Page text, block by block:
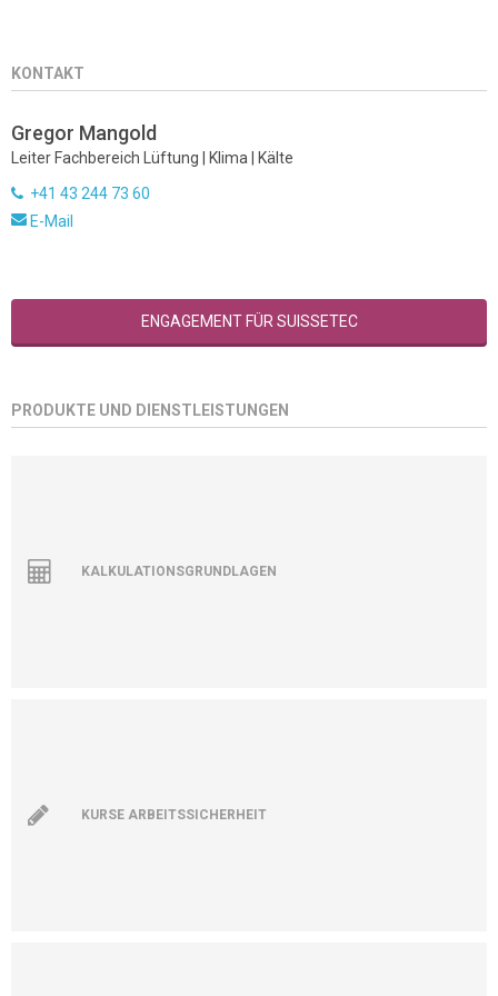
KONTAKT
Gregor Mangold
Leiter Fachbereich Lüftung | Klima | Kälte
+41 43 244 73 60
E-Mail
ENGAGEMENT FÜR SUISSETEC
PRODUKTE UND DIENSTLEISTUNGEN
KALKULATIONSGRUNDLAGEN
KURSE ARBEITSSICHERHEIT